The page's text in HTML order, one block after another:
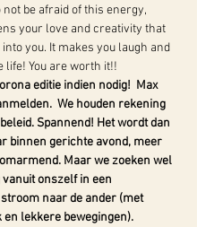
not be afraid of this energy,
your love and creativity that
you. It makes you laugh and
life! You are worth it!!
editie indien nodig!  Max
We houden rekening
Spannend! Het wordt dan
binnen gerichte avond, meer
Maar we zoeken wel
onszelf in een
naar de ander (met
en lekkere bewegingen).